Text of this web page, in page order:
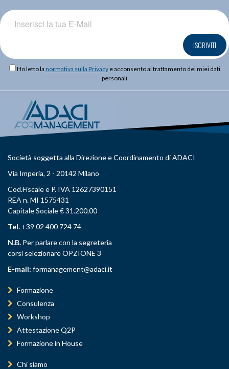
ISCRIVITI
Ho letto la normativa sulla Privacye acconsento al trattamento dei miei dati
personali
Società soggetta alla Direzione e Coordinamento di ADACI
Via Imperia, 2 - 20142 Milano
Cod.Fiscale e P. IVA 12627390151
REA n. MI 1575431
Capitale Sociale € 31.200,00
Tel. +39 02 400 724 74
N.B. Per parlare con la segreteria
corsi selezionare OPZIONE 3
E-mail: formanagement@adaci.it
Formazione
Consulenza
Workshop
Attestazione Q2P
Formazione in House
Chi siamo